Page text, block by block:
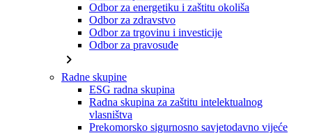
Odbor za energetiku i zaštitu okoliša
Odbor za zdravstvo
Odbor za trgovinu i investicije
Odbor za pravosuđe
chevron_right
Radne skupine
ESG radna skupina
Radna skupina za zaštitu intelektualnog
vlasništva
Prekomorsko sigurnosno savjetodavno vijeće